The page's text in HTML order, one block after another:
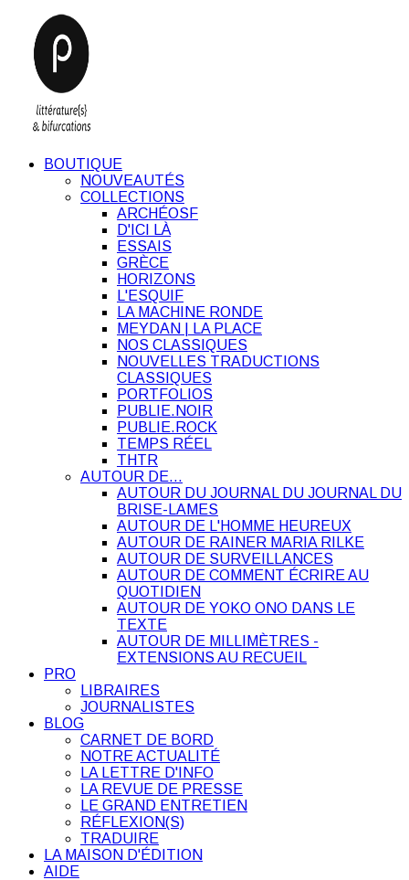
BOUTIQUE
NOUVEAUTÉS
COLLECTIONS
ARCHÉOSF
D'ICI LÀ
ESSAIS
GRÈCE
HORIZONS
L'ESQUIF
LA MACHINE RONDE
MEYDAN | LA PLACE
NOS CLASSIQUES
NOUVELLES TRADUCTIONS
CLASSIQUES
PORTFOLIOS
PUBLIE.NOIR
PUBLIE.ROCK
TEMPS RÉEL
THTR
AUTOUR DE…
AUTOUR DU JOURNAL DU JOURNAL DU
BRISE-LAMES
AUTOUR DE L'HOMME HEUREUX
AUTOUR DE RAINER MARIA RILKE
AUTOUR DE SURVEILLANCES
AUTOUR DE COMMENT ÉCRIRE AU
QUOTIDIEN
AUTOUR DE YOKO ONO DANS LE
TEXTE
AUTOUR DE MILLIMÈTRES -
EXTENSIONS AU RECUEIL
PRO
LIBRAIRES
JOURNALISTES
BLOG
CARNET DE BORD
NOTRE ACTUALITÉ
LA LETTRE D'INFO
LA REVUE DE PRESSE
LE GRAND ENTRETIEN
RÉFLEXION(S)
TRADUIRE
LA MAISON D'ÉDITION
AIDE